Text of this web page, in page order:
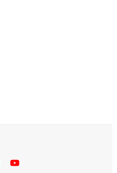
YouTube